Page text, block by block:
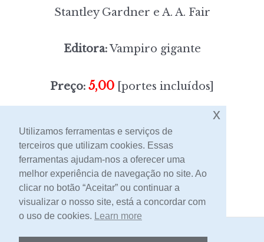
Stantley Gardner e A. A. Fair
Editora:Vampiro gigante
Preço: 5,00 [portes incluídos]
Sem stock
Contacto
2026 -Livraria Egrégora
Utilizamos ferramentas e serviços de
terceiros que utilizam cookies. Essas
ferramentas ajudam-nos a oferecer uma
melhor experiência de navegação no site. Ao
clicar no botão “Aceitar” ou continuar a
visualizar o nosso site, está a concordar com
o uso de cookies. Learn more
x